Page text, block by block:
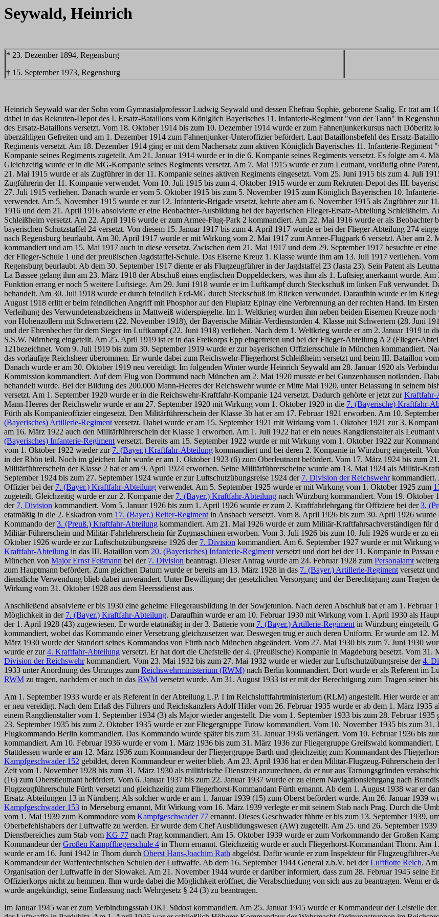
Seywald, Heinrich
* 23. Dezember 1894, Regensburg
† 15. September 1973, Regensburg
Heinrich Seywald war der Sohn vom Gymnasialprofessor Ludwig Seywald und dessen Ehefrau Sophie, geborene Saalig. Er trat
dabei in das Rekruten-Depot des I. Ersatz-Bataillons vom Königlich Bayerisches 11. Infanterie-Regiment "von der Tann" in
des Ersatz-Bataillons versetzt. Vom 18. Oktober 1914 bis zum 10. Dezember 1914 wurde er zum Fahnenjunkerkursus nach
überzähligen Gefreiten und am 1. Dezember 1914 zum Fahnenjunker-Unteroffizier befördert. Laut Bataillonsbefehl des Ersatz-
Regiments versetzt. Am 18. Dezember 1914 ging er mit dem Nachersatz zum aktiven Königlich Bayerisches 11. Infanterie-
Kompanie seines Regiments zugeteilt. Am 21. Januar 1914 wurde er in die 6. Kompanie seines Regiments versetzt. Es folgte am 4.
Gleichzeitig wurde er in die MG-Kompanie seines Regiments versetzt. Am 7. Mai 1915 wurde er zum Leutnant, vorläufig ohne
21. Mai 1915 wurde er als Zugführer in der 11. Kompanie seines aktiven Regiments eingesetzt. Vom 25. Juni 1915 bis zum 4. Juli
Zugführerin der 11. Kompanie verwendet. Vom 10. Juli 1915 bis zum 4. Oktober 1915 wurde er zum Rekruten-Depot des III.
27. Juli 1915 verliehen. Danach wurde er vom 5. Oktober 1915 bis zum 5. November 1915 zum Königlich Bayerischen 10.
verwendet. Am 5. November 1915 wurde er zur 12. Infanterie-Brigade vrsetzt, kehrte aber am 6. November 1915 als Zugführer zur
1916 und dem 21. April 1916 absolvierte er eine Beobachter-Ausbildung bei der bayerischen Flieger-Ersatz-Abteilung Schleißheim.
Schleißheim versetzt. Am 22. April 1916 wurde er zum Armee-Flug-Park 2 kommandiert. Am 22. Mai 1916 wurde er als
bayerischen Schutzstaffel 24 versetzt. Von diesem 15. Januar 1917 bis zum 4. April 1917 wurde er bei der Flieger-Abteilung 274
nach Regensburg beurlaubt. Am 30. April 1917 wurde er mit Wirkung vom 2. Mai 1917 zum Armee-Flugpark 6 versetzt. Aber am 2.
kommandiert und am 15. Mai 1917 auch in diese versetzt. Zwischen dem 21. Mai 1917 und dem 29. September 1917 besuchte er
der Flieger-Schule 1 und der preußischen Jagdstaffel-Schule. Das Eiserne Kreuz 1. Klasse wurde ihm am 13. Juli 1917 verliehen.
Regensburg beurlaubt. Ab dem 30. September 1917 diente er als Flugzeugführer in der Jagdstaffel 23 (Jasta 23). Sein Patent als
La Bassee gelang ihm am 23. März 1918 der Abschuß eines englischen Doppeldeckers, was ihm als 1. Luftsieg anerkannt wurde.
Funktion errang er noch 5 weitere Luftsiege. Am 29. Juni 1918 wurde er im Luftkampf durch Steckschuß im linken Fuß verwundet.
behandelt. Am 30. Juli 1918 wurde er durch feindlich Erd-MG durch Steckschuß im Rücken verwundet. Daraufhin wurde er im
August 1918 erlitt er beim feindlichen Angriff mit Phosphor auf den Fluplatz Epinay eine Verbrennung an der rechten Hand. Im
Verleihung des Verwundetenabzeichens in Mattweiß widerspiegelte. Im 1. Weltkrieg wurden ihm neben beiden Eisernen Kreuze
von Hohenzollern mit Schwertern (22. November 1918), der Bayerische Militär-Verdienstorden 4. Klasse mit Schwertern (28. Juni
und der Ehrenbecher für dem Sieger im Luftkampf (22. Juni 1918) verliehen. Nach dem 1. Weltkrieg wurde er am 2. Januar 1919 in
S.S.W. Nürnberg eingeteilt. Am 25. April 1919 ist er in das Freikorps Epp eingetreten und bei der Flieger-Abteilung A 2 (Flieger-
121bezeichnet. Vom 9. Juli 1919 bis zum 30. September 1919 wurde er zur bayerischen Offiziersschule in München kommandiert.
das vorläufige Reichsheer überommen. Er wurde dabei zum Reichswehr-Fliegerhorst Schleißheim versetzt und beim III. Bataillon vom
Danach wurde er am 30. Oktober 1919 neu vereidigt. Im folgenden Winter wurde Heinrich Seywald am 28. Januar 1920 als
Kommission kommandiert. Auf dem Flug von Dortmund nach München am 2. Mai 1920 musste er bei Gunzenhausen notlanden.
behandelt wurde. Bei der Bildung des 200.000 Mann-Heeres der Reichswehr wurde er Mitte Mai 1920, unter Belassung in seinem
versetzt. Am 1. September 1920 wurde er in die Reichswehr-Kraftfahr-Kompanie 124 versetzt. Dadurch gehörte er jetzt zurKraftfahr-
Mann-Heeres der Reichswehr wurde er am 27. September 1920 mit Wirkung vom 1. Oktober 1920 in die 7. (Bayerische) Kraftfahr-
Fürth als Kompanieoffizier eingesetzt. Den Militärführerschein der Klasse 3b hat er am 17. Februar 1921 erworben. Am 10.
(Bayerisches) Artillerie-Regiment versetzt. Dabei wurde er am 15. September 1921 mit Wirkung vom 1. Oktober 1921 zur 3.
am 16. März 1922 auch den Militärführerschein der Klasse 1 erworben. Am 1. Juli 1922 hat er ein neues Rangdienstalter als
(Bayerisches) Infanterie-Regiment versetzt. Bereits am 15. September 1922 wurde er mit Wirkung vom 1. Oktober 1922 zur
vom 1. Oktober 1922 wieder zur 7. (Bayer.) Kraftfahr-Abteilung kommandiert und bei deren 2. Kompanie in Würzburg eingeteilt.
in der Rhön teil. Noch im gleichen Jahr wurde er am 1. Oktober 1923 (6) zum Oberleutnant befördert. Vom 17. März 1924 bis zum
Militärführerschein der Klasse 2 hat er am 9. April 1924 erworben. Seine Militärführerscheine wurde am 13. Mai 1924 als Militär-
September 1924 bis zum 27. September 1924 wurde er zur Luftschutzübungsreise 1924 der 7. Division der Reichswehrkommandiert.
Offizier bei der 7. (Bayer.) Kraftfahr-Abteilung verwendet. Am 5. September 1925 wurde er mit Wirkung vom 1. Oktober 1925 zum
zugeteilt. Gleichzeitig wurde er zur 2. Kompanie der 7. (Bayer.) Kraftfahr-Abteilung nach Würzburg kommandiert. Vom 19. Oktober
der 7. Division kommandiert. Vom 5. Januar 1926 bis zum 1. April 1926 wurde er zum 2. Kraftfahrlehrgang für Offiziere bei der3.
etatmäßig in die 2. Eskadron vom 17. (Bayer.) Reiter-Regiment in Ansbach versetzt. Vom 8. April 1926 bis zum 30. April 1926
Kommando der3. (Preuß.) Kraftfahr-Abteilung kommandiert. Am 21. Mai 1926 wurde er zum Militär-Kraftfahrsachverständigen für
Militär-Führerschein und Militär-Fahrlehrerschein für Zugmaschinen erworben. Vom 3. Juli 1926 bis zum 10. Juli 1926 wurde er zu
Oktober 1926 wurde er zur Luftschutzübungsreise 1926 der 7. Division kommandiert. Am 6. September 1927 wurde er mit Wirkung
Kraftfahr-Abteilung in das III. Bataillon vom 20. (Bayerisches) Infanterie-Regiment versetzt und dort bei der 11. Kompanie in
München von Major Ernst Feßmann bei der 7. Division beantragt. Dieser Antrag wurde am 24. Februar 1928 zum Personalamt
zum Hauptmann befördert. Zum gleichen Datum wurde er bereits am 13. März 1928 in das 7. (Bayer.) Artillerie-Regiment versetzt
dienstliche Verwendung blieb dabei unverändert. Unter Bewilligung der gesetzlichen Versorgung und der Berechtigung zum Tragen
Wirkung vom 31. Oktober 1928 aus dem Heerssdienst aus.
Anschließend absolvierte er bis 1930 eine geheime Fliegerausbildung in der Sowjetunion. Nach deren Abschluß bat er am 1.
Möglichkeit in der 7. (Bayer.) Kraftfahr-Abteilung. Daraufhin wurde er am 10. Februar 1930 mit Wirkung vom 1. April 1930 als
der 1. April 1928 (43) zugewiesen. Er wurde etatmäßig in der 3. Batterie vom 7. (Bayer.) Artillerie-Regiment in Würzburg eingeteilt.
kommandiert, wobei das Kommando einer Versetzung gleichzusetzen war. Deswegen trug er auch deren Uniform. Er wurde am 12.
März 1930 wurde der Standort seines Kommandos von Fürth nach München abgeändert. Vom 27. Mai 1930 bis zum 7. Juni 1930
wurde er zur4. Kraftfahr-Abteilung versetzt. Er hat dort die Chefstelle der 4. (Preußische) Kompanie in Magdeburg besetzt. Vom
Division der Reichswehrkommandiert. Vom 23. Mai 1932 bis zum 27. Mai 1932 wurde er wieder zur Luftschutzübungsreise der4.
1933 unter Anordnung des Umzuges zum Reichswehrministerium (RWM) nach Berlin kommandiert. Dort wurde er als Referent im
RWM zu tragen, nachdem er auch in das RWM versetzt wurde. Am 31. August 1933 ist er mit der Berechtigung zum Tragen seiner
Am 1. September 1933 wurde er als Referent in der Abteilung L.P. I im Reichsluftfahrtministerium (RLM) angestellt. Hier wurde er
er neu vereidigt. Nach dem Erlaß des Führers und Reichskanzlers Adolf Hitler vom 26. Februar 1935 wurde er ab dem 1. März
einem Rangdienstalter vom 1. September 1934 (3) als Major wieder angestellt. Die vom 1. September 1933 bis zum 28. Februar
23. September 1935 bis zum 2. Oktober 1935 wurde er zur Fliegergruppe Tutow kommandiert. Vom 10. November 1935 bis zum
Flugkommando Berlin kommandiert. Das Kommando wurde später bis zum 31. Januar 1936 verlängert. Vom 10. Februar 1936 bis
kommandiert. Am 10. Februar 1936 wurde er vom 1. März 1936 bis zum 31. März 1936 zur Fliegergruppe Greifswald kommandiert.
Stattdessen wurde er am 12. März 1936 zum Kommandeur der Fliegergruppe Barth und gleichzeitig zum Kommandant des
Kampfgeschwader 152 gebildet, deren Kommandeur er weiter blieb. Am 23. April 1936 hat er den Militär-Flugzeug-Führerschein
Zeit vom 1. November 1928 bis zum 31. März 1930 als militärische Dienstzeit anzurechnen, da er nur aus Tarnungsgründen
(16) zum Oberstleutnant befördert. Vom 6. Januar 1937 bis zum 22. Januar 1937 wurde er zu einem Navigationslehrgang nach
Flugzeugführerschule Fürth versetzt und gleichzeitig zum Fliegerhorst-Kommandant Fürth ernannt. Ab dem 1. August 1938 war er
Ersatz-Abteilungen 13 in Nürnberg. Als solcher wurde er am 1. Januar 1939 (15) zum Oberst befördert wurde. Am 26. Januar 1939
Kampfgeschwader 153 in Merseburg ernannt, Mit Wirkung vom 16. März 1939 verlegte er mit seinem Stab nach Prag. Durch die
vom 1. Mai 1939 zum Kommodore vom Kampfgeschwader 77 ernannt. Dieses Geschwader führte er bis zum 13. September 1939,
Oberbefehlshabers der Luftwaffe zu werden. Er wurde dem Chef Ausbildungswesen (AW) zugeteilt. Am 25. und 26. September
Dienstbereiches zum Stab vom KG 77 nach Prag kommandiert. Am 15. Oktober 1939 wurde er zum Vorkommando der Großen
Kommandeur derGroßen Kampffliegerschule 4 in Thorn ernannt. Gleichzeitig wurde er auch Fliegerhorst-Kommandant Thorn. Am
wurde er am 16. Juni 1942 in Thorn durch Oberst Hans-Joachim Rath abgelöst. Dafür wurde er zum Inspekteur für Flugzeugführer-
Kommandeur der Waffentechnischen Schulen der Luftwaffe. Ab dem 16. September 1944 General z.b.V. bei derLuftflotte Reich. Am
Organisation der Luftwaffe in der Slowakei. Am 21. November 1944 wurde er darüber informiert, dass zum 28. Februar 1945 seine
Offizierkorps nicht zu hemmen. Ihm wurde dabei die Möglichkeit eröffnet, die Verabschiedung von sich aus zu beantragen. Wenn er
wurde angekündigt, seine Entlassung nach Wehrgesetz § 24 (3) zu beantragen.
Im Januar 1945 war er zum Verbindungsstab OKL Südost kommandiert. Am 25. Januar 1945 wurde er Kommandeur der Leistelle